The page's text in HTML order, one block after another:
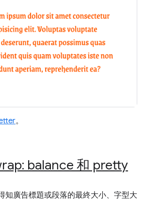
。
balance 和 pretty
知廣告標題或段落的最終大小、字型大